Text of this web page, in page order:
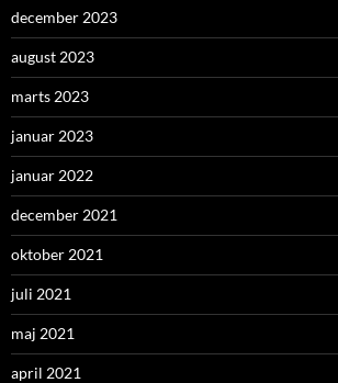
december 2023
august 2023
marts 2023
januar 2023
januar 2022
december 2021
oktober 2021
juli 2021
maj 2021
april 2021